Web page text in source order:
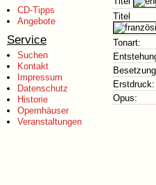
CD-Tipps
Angebote
Service
Suchen
Kontakt
Impressum
Datenschutz
Historie
Opernhäuser
Veranstaltungen
Titel
Tonart:
Erstdruck:
Opus: